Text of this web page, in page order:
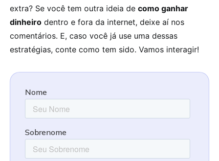
extra? Se você tem outra ideia de como ganhar
dinheiro dentro e fora da internet, deixe aí nos
comentários. E, caso você já use uma dessas
estratégias, conte como tem sido. Vamos interagir!